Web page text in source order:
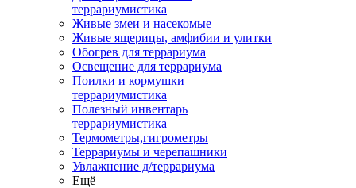
террариумистика
Живые змеи и насекомые
Живые ящерицы, амфибии и улитки
Обогрев для террариума
Освещение для террариума
Поилки и кормушки
террариумистика
Полезный инвентарь
террариумистика
Термометры,гигрометры
Террариумы и черепашники
Увлажнение д/террариума
Ещё